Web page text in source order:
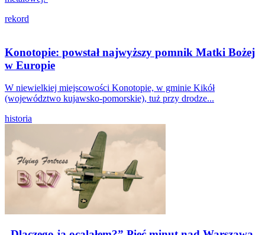
rekord
Konotopie: powstał najwyższy pomnik Matki Bożej
w Europie
W niewielkiej miejscowości Konotopie, w gminie Kikół
(województwo kujawsko-pomorskie), tuż przy drodze...
historia